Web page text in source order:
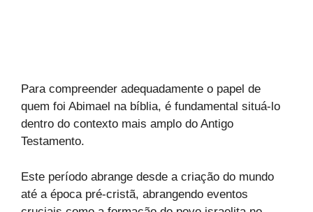
Para compreender adequadamente o papel de
quem foi Abimael na bíblia, é fundamental situá-lo
dentro do contexto mais amplo do Antigo
Testamento.
Este período abrange desde a criação do mundo
até a época pré-cristã, abrangendo eventos